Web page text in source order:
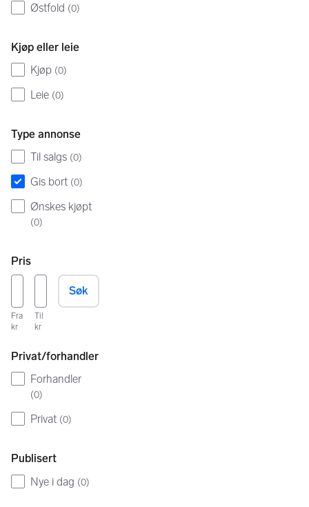
Østfold (0)
Kjøp eller leie
Kjøp (0)
Leie (0)
Type annonse
Til salgs (0)
Gis bort (0)
Ønskes kjøpt
(0)
Pris
Fra
kr
Til
kr
Søk
Privat/forhandler
Forhandler
(0)
Privat (0)
Publisert
Nye i dag (0)